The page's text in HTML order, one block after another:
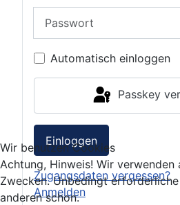
Automatisch einloggen
Passkey
Einloggen
Zugangsdaten vergessen?
Anmelden
Wir benutzen Cookies
Achtung, Hinweis! Wir
Zwecken. Unbedingt
anderen schon.